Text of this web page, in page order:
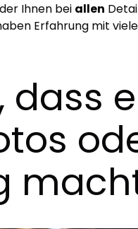
Ihnen bei allen
Erfahrung mit
dass